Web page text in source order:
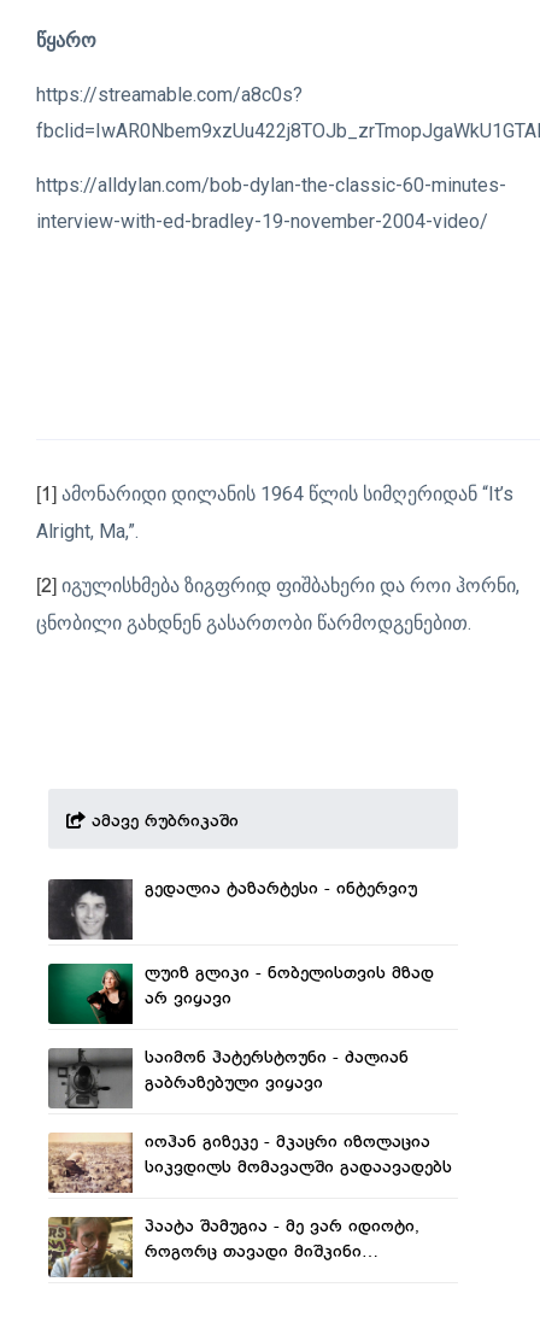
წყარო
https://streamable.com/a8c0s?
https://alldylan.com/bob-dylan-the-classic-60-minutes-
interview-with-ed-bradley-19-november-2004-video/
[1] ამონარიდი დილანის 1964 წლის სიმღერიდან “It’s
Alright, Ma,”.
[2] იგულისხმება ზიგფრიდ ფიშბახერი და როი ჰორნი,
ცნობილი გახდნენ გასართობი წარმოდგენებით.
ამავე რუბრიკაში
გედალია ტაზარტესი - ინტერვიუ
ლუიზ გლიკი - ნობელისთვის მზად
არ ვიყავი
საიმონ ჰატერსტოუნი - ძალიან
გაბრაზებული ვიყავი
იოჰან გიზეკე - მკაცრი იზოლაცია
სიკვდილს მომავალში გადაავადებს
პაატა შამუგია - მე ვარ იდიოტი,
როგორც თავადი მიშკინი